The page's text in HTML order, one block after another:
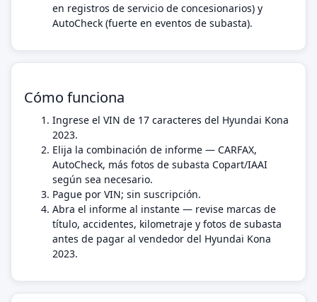
en registros de servicio de concesionarios) y
AutoCheck (fuerte en eventos de subasta).
Cómo funciona
Ingrese el VIN de 17 caracteres del Hyundai Kona
2023.
Elija la combinación de informe — CARFAX,
AutoCheck, más fotos de subasta Copart/IAAI
según sea necesario.
Pague por VIN; sin suscripción.
Abra el informe al instante — revise marcas de
título, accidentes, kilometraje y fotos de subasta
antes de pagar al vendedor del Hyundai Kona
2023.